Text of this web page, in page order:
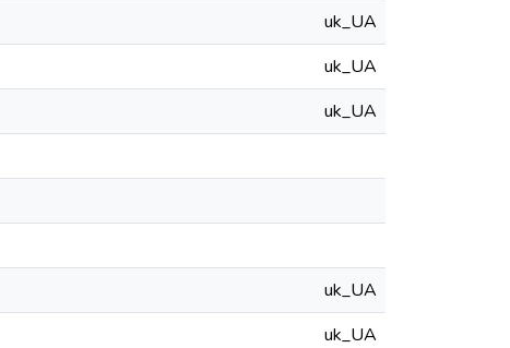
uk_UA
uk_UA
uk_UA
uk_UA
uk_UA